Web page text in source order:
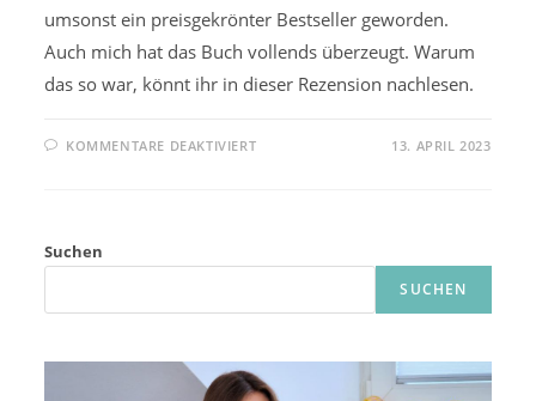
umsonst ein preisgekrönter Bestseller geworden.
Auch mich hat das Buch vollends überzeugt. Warum
das so war, könnt ihr in dieser Rezension nachlesen.
KOMMENTARE DEAKTIVIERTFÜR
REZENSION
13. APRIL 2023
Suchen
SUCHEN